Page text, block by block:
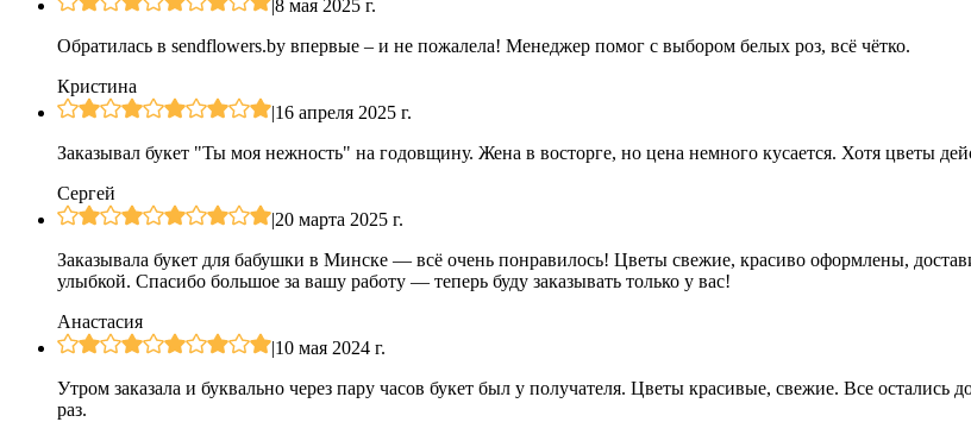
|8 мая 2025 г.
Обратилась в sendflowers.by впервые – и не пожалела! Менеджер помог с выбором белых роз, всё чётко.
Кристина
|16 апреля 2025 г.
Заказывал букет "Ты моя нежность" на годовщину. Жена в восторге, но цена немного кусается. Хотя цветы
Сергей
|20 марта 2025 г.
Заказывала букет для бабушки в Минске — всё очень понравилось! Цветы свежие, красиво оформлены,
улыбкой. Спасибо большое за вашу работу — теперь буду заказывать только у вас!
Анастасия
|10 мая 2024 г.
Утром заказала и буквально через пару часов букет был у получателя. Цветы красивые, свежие. Все
раз.